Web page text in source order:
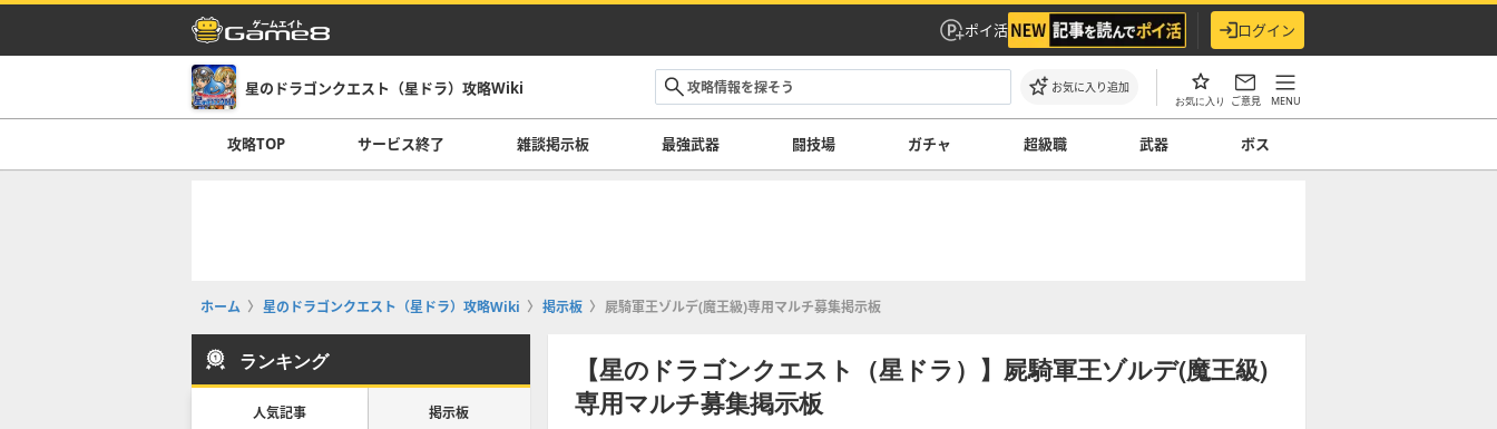
ポイ活 ログイン
星のドラゴンクエスト（星ドラ）攻略Wiki お気に入り追加
お気に入り ご意見 MENU
攻略TOP サービス終了 雑談掲示板 最強武器 闘技場 ガチャ 超級職 武器 ボス
ホーム 星のドラゴンクエスト（星ドラ）攻略Wiki 掲示板 屍騎軍王ゾルデ(魔王級)専用マルチ募集掲示板
【星のドラゴンクエスト（星ドラ）】屍騎軍王ゾルデ(魔王級)
専用マルチ募集掲示板
ランキング
人気記事 掲示板